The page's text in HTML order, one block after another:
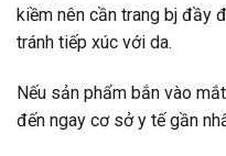
kiềm nên cần trang bj đầy
tránh tiếp xúc với da.
Nếu sản phẩm bắn vào
đến ngay cơ sở y tế gần